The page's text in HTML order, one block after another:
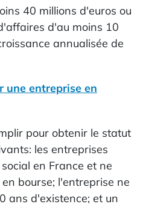
40 millions d'euros ou
d'au moins 10
annualisée de
une entreprise en
pour obtenir le statut
les entreprises
en France et ne
bourse; l'entreprise ne
ans d'existence; et un